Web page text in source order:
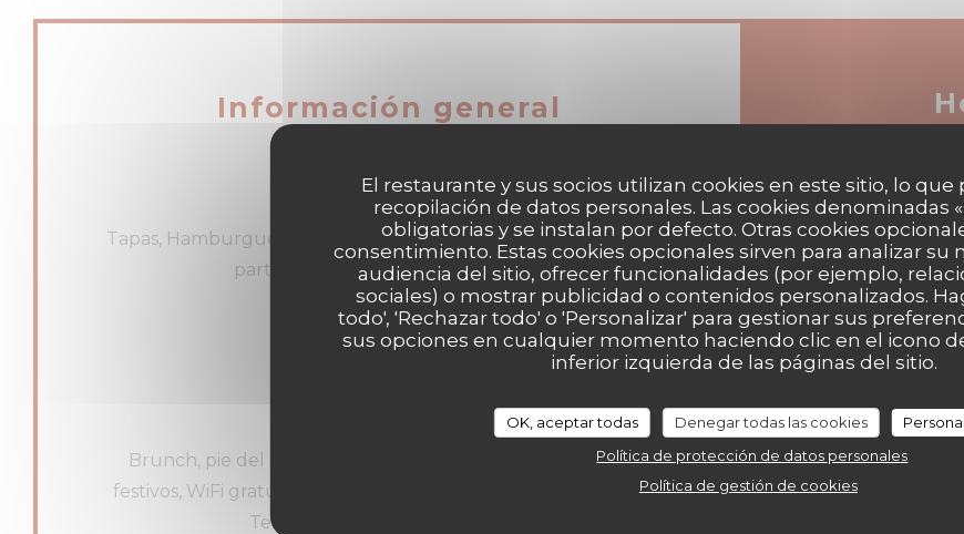
El restaurante y sus socios utilizan cookies en este sitio, lo
recopilación de datos personales. Las cookies denominadas
obligatorias y se instalan por defecto. Otras cookies
consentimiento. Estas cookies opcionales sirven para analizar su
audiencia del sitio, ofrecer funcionalidades (por ejemplo,
sociales) o mostrar publicidad o contenidos personalizados.
todo', 'Rechazar todo' o 'Personalizar' para gestionar sus
sus opciones en cualquier momento haciendo clic en el icono
inferior izquierda de las páginas del sitio.
OK, aceptar todas Denegar todas las cookies
Política de protección de datos personales
Política de gestión de cookies
Información general
Cocina
Tapas, Hamburguesa de Desayuno-almuerzo, Brunch, Cuisine à
partager, Productos de temporada
Tipo de negocio
Brunch, pie del bebé, Happy Hour Cocktail, Abierto los días
festivos, WiFi gratuita, Se aceptan animales, Pedido para Llevar,
Terraza Cubierta, Terraza, Hotel
Lun-Jue
Vie- Sab
Domingo